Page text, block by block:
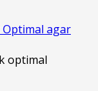
agar